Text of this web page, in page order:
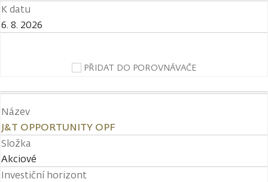
K datu
6. 8. 2026
PŘIDAT DO POROVNÁVAČE
Název
J&T OPPORTUNITY OPF
Složka
Akciové
Investiční horizont